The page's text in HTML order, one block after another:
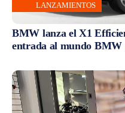
LANZAMIENTOS
BMW lanza el X1
entrada al mundo BMW